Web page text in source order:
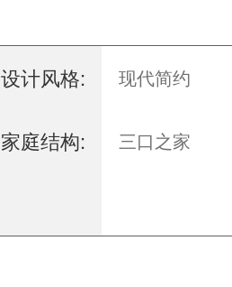
设计风格: 现代简约
家庭结构: 三口之家